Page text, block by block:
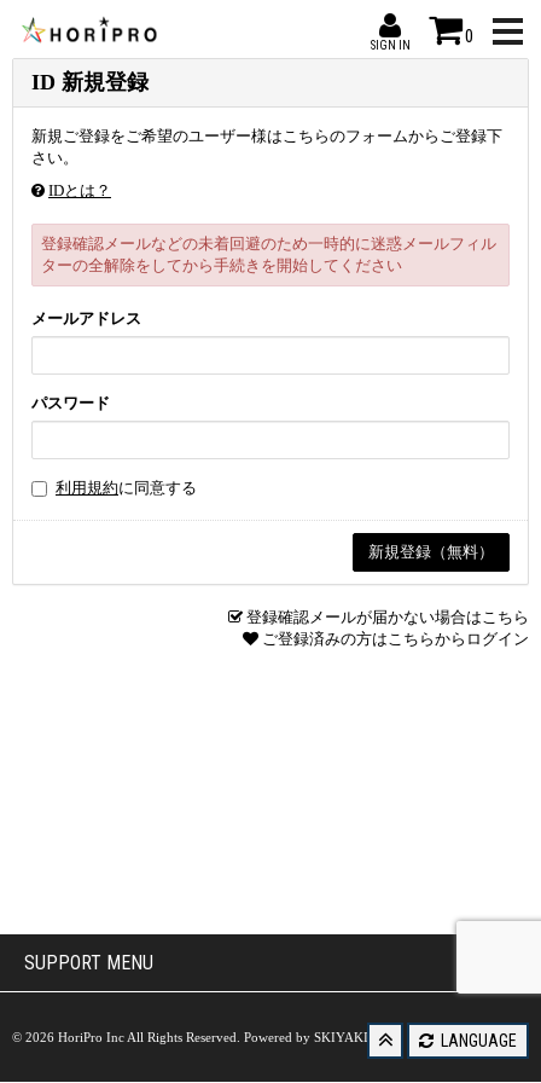
SIGN IN 0
ID 新規登録
新規ご登録をご希望のユーザー様はこちらのフォームからご登録下
さい。
IDとは？
登録確認メールなどの未着回避のため一時的に迷惑メールフィル
ターの全解除をしてから手続きを開始してください
メールアドレス
パスワード
利用規約に同意する
登録確認メールが届かない場合はこちら
ご登録済みの方はこちらからログイン
LANGUAGE
SUPPORT MENU
© 2026 HoriPro Inc All Rights Reserved. Powered by SKIYAKI Inc.